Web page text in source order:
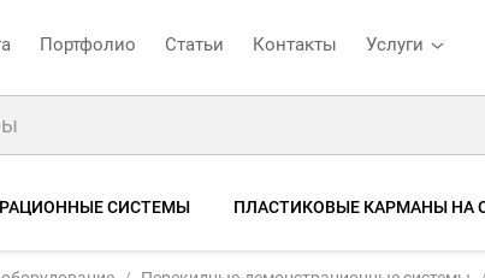
Портфолио Статьи Контакты Услуги
СИСТЕМЫ ПЛАСТИКОВЫЕ КАРМАНЫ НА